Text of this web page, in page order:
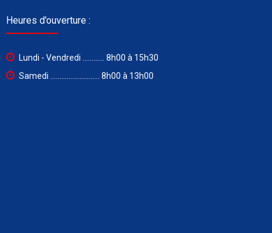
Heures d’ouverture :
Lundi - Vendredi ............ 8h00 à 15h30
Samedi ........................... 8h00 à 13h00